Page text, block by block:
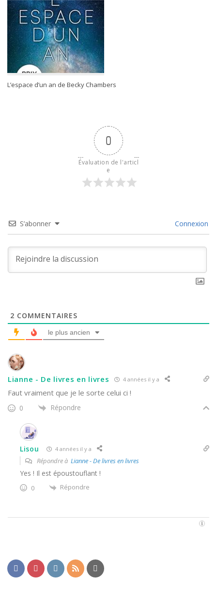
L’espace d’un an de Becky Chambers
0
Évaluation de l'articl
e
S’abonner Connexion
2 COMMENTAIRES
le plus ancien
Lianne - De livres en livres 4 années il y a
Faut vraiment que je le sorte celui ci !
0 Répondre
Lisou 4 années il y a
Répondre à Lianne - De livres en livres
Yes ! Il est époustouflant !
0 Répondre